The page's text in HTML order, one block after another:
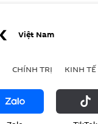
Việt Nam
CHÍNH TRỊ KINH TẾ